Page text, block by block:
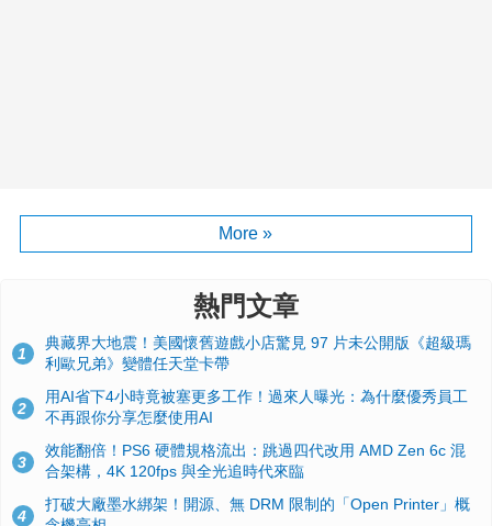
More »
熱門文章
1
典藏界大地震！美國懷舊遊戲小店驚見 97 片未公開版《超級瑪
利歐兄弟》變體任天堂卡帶
2
用AI省下4小時竟被塞更多工作！過來人曝光：為什麼優秀員工
不再跟你分享怎麼使用AI
3
效能翻倍！PS6 硬體規格流出：跳過四代改用 AMD Zen 6c 混
合架構，4K 120fps 與全光追時代來臨
4
打破大廠墨水綁架！開源、無 DRM 限制的「Open Printer」概